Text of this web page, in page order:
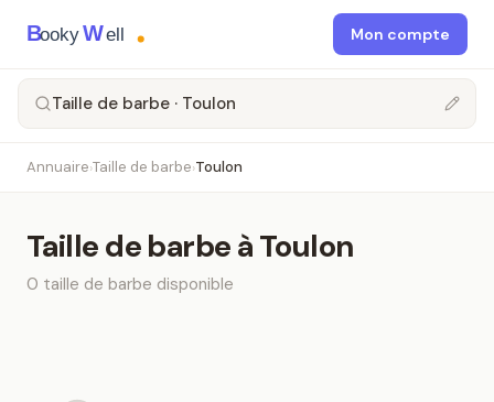
BookyWell Mon compte
Taille de barbe · Toulon
Annuaire›Taille de barbe›Toulon
Taille de barbeàToulon
0 taille de barbe disponible